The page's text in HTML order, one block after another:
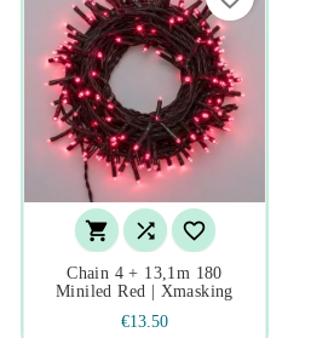
  
Chain 4 + 13,1m 180
Miniled Red | Xmasking
€13.50